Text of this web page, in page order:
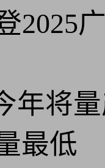
2025
年将
最低